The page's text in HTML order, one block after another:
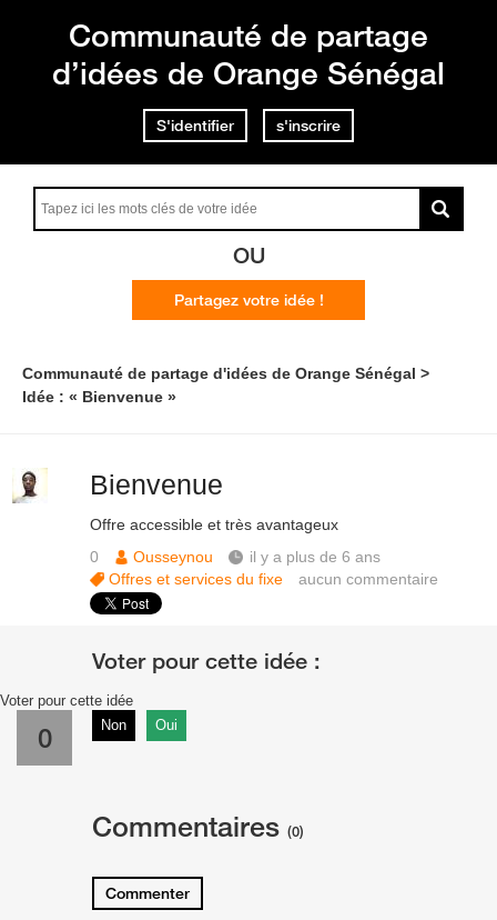
Communauté de partage
d’idées de Orange Sénégal
S'identifier s'inscrire
OU
Partagez votre idée !
Communauté de partage d'idées de Orange Sénégal
Idée : « Bienvenue »
Bienvenue
Offre accessible et très avantageux
0
Ousseynou
il y a plus de 6 ans
Offres et services du fixe
aucun commentaire
Voter pour cette idée
0 Non Oui
Commentaires (0)
Commenter